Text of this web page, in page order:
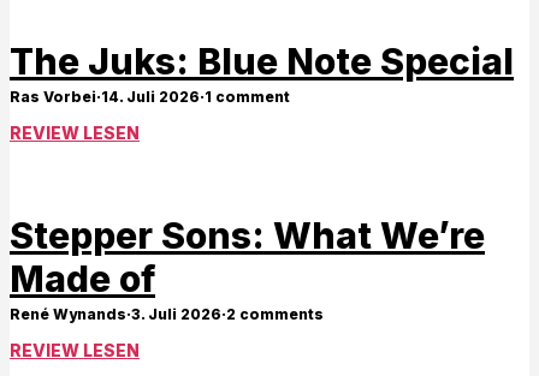
The Juks: Blue Note Special
Ras Vorbei·14. Juli 2026·1 comment
REVIEW LESEN
Stepper Sons: What We’re
Made of
René Wynands·3. Juli 2026·2 comments
REVIEW LESEN